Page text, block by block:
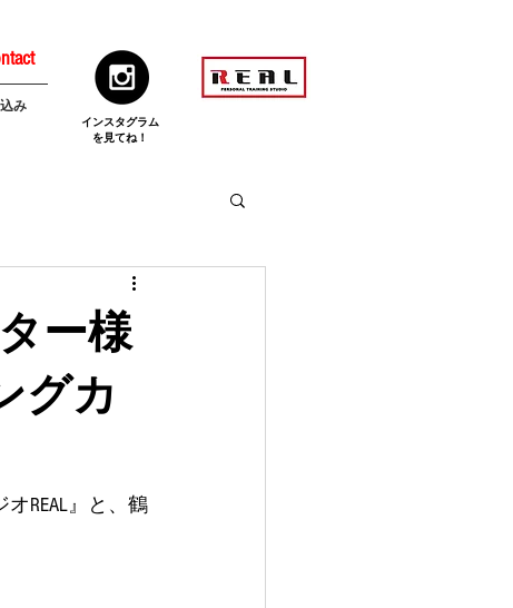
み
​インスタグラム
を見てね！
ター様
グカ
REAL』と、鶴